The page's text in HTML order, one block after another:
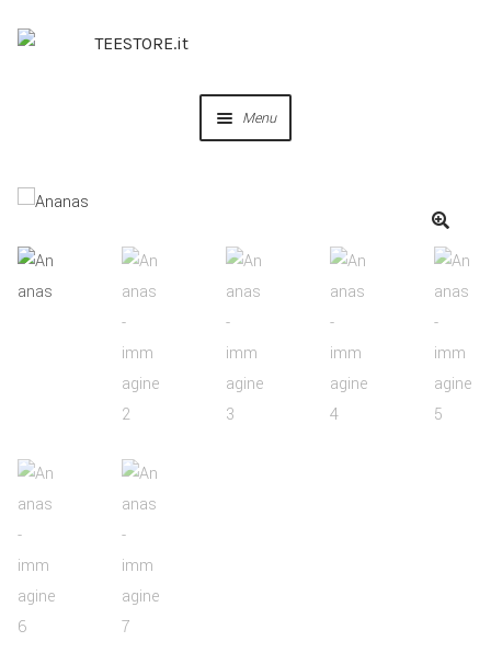
Menu
COLLABORAZIONI
COLLABORA CON NOI